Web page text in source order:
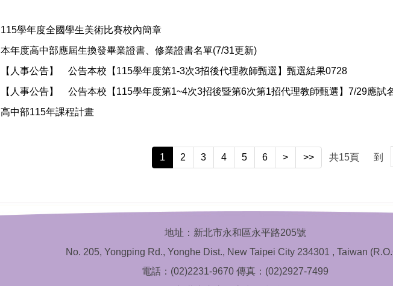
115學年度全國學生美術比賽校內簡章
本年度高中部應屆生換發畢業證書、修業證書名單(7/31更新)
【人事公告】
公告本校【115學年度第1-3次3招後代理教師甄選】甄選結果0728
【人事公告】
公告本校【115學年度第1~4次3招後暨第6次第1招代理教師甄選】7/29應試
高中部115年課程計畫
1 2 3 4 5 6 > >> 共15頁 到
地址：新北市永和區永平路205號
No. 205, Yongping Rd., Yonghe Dist., New Taipei City 234301 , Taiwan
電話：(02)2231-9670 傳真：(02)2927-7499